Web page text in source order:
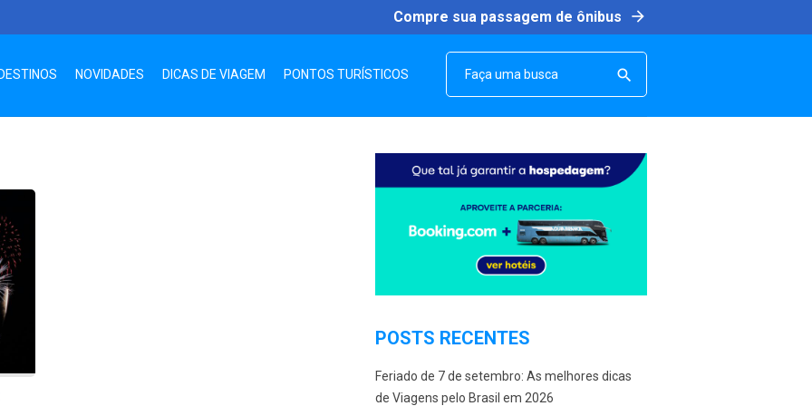
Compre sua passagem de ônibus arrow_forward
DESTINOS NOVIDADES DICAS DE VIAGEM PONTOS TURÍSTICOS 
POSTS RECENTES
Feriado de 7 de setembro: As melhores dicas
de Viagens pelo Brasil em 2026